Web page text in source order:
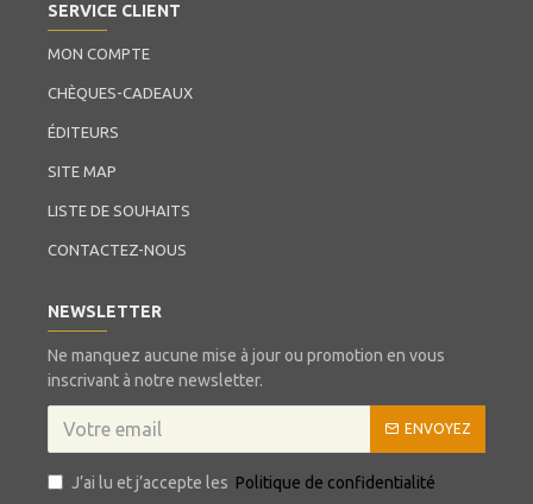
SERVICE CLIENT
MON COMPTE
CHÈQUES-CADEAUX
ÉDITEURS
SITE MAP
LISTE DE SOUHAITS
CONTACTEZ-NOUS
NEWSLETTER
Ne manquez aucune mise à jour ou promotion en vous
inscrivant à notre newsletter.
ENVOYEZ
J’ai lu et j’accepte les Politique de confidentialité